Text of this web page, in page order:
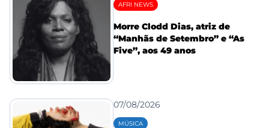
AFRI NEWS
Morre Clodd Dias, atriz de
“Manhãs de Setembro” e “As
Five”, aos 49 anos
07/08/2026
MÚSICA